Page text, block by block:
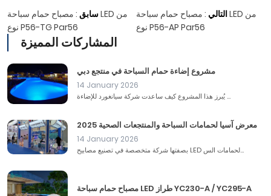
سابق : مصباح حمام سباحة LED من
نوع P56-TG Par56
التالي : مصباح حمام سباحة LED من
نوع P56-AP Par56
المشاركات المميزة
مشروع إضاءة حمام السباحة في منتجع دبي
14 January 2026
يُبرز هذا المشروع كيف ساعدت شركة سيانغورد للإضاءة ...
معرض آسيا لحمامات السباحة والمنتجعات الصحية 2025
14 January 2026
بصفتها شركة متخصصة في تصنيع مصابيح LED لحمامات الس...
مصباح حمام سباحة LED طراز YC230-A / YC295-A